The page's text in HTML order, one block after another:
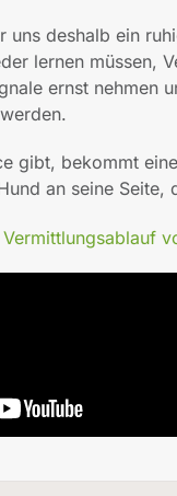
uns deshalb ein
lernen müssen,
ernst nehmen
gibt, bekommt
an seine